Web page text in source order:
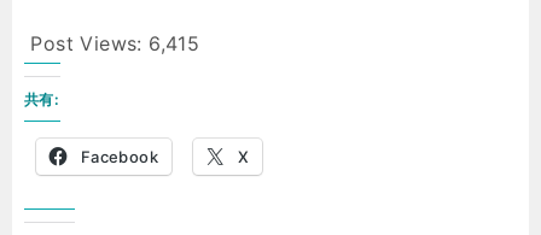
Post Views: 6,415
共有:
Facebook X